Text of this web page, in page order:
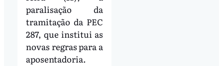
paralisação da
tramitação da PEC
287, que institui as
novas regras para a
aposentadoria.